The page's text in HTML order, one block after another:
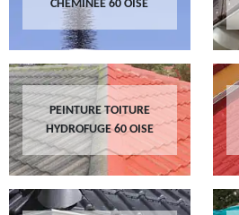
CHEMINÉE 60 OISE
PEINTURE TOITURE
HYDROFUGE 60 OISE